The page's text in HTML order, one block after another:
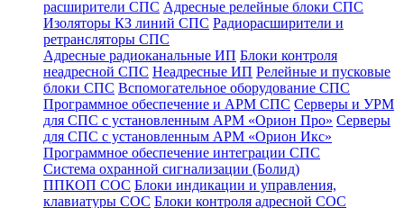
расширители СПС Адресные релейные блоки СПС
Изоляторы КЗ линий СПС Радиорасширители и
ретрансляторы СПС
Адресные радиоканальные ИП Блоки контроля
неадресной СПС Неадресные ИП Релейные и пусковые
блоки СПС Вспомогательное оборудование СПС
Программное обеспечение и АРМ СПС Серверы и УРМ
для СПС с установленным АРМ «Орион Про» Серверы
для СПС с установленным АРМ «Орион Икс»
Программное обеспечение интеграции СПС
Система охранной сигнализации (Болид)
ППКОП СОС Блоки индикации и управления,
клавиатуры СОС Блоки контроля адресной СОС